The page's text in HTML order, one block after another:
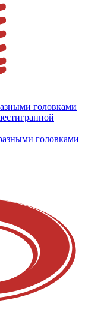
головками
головками